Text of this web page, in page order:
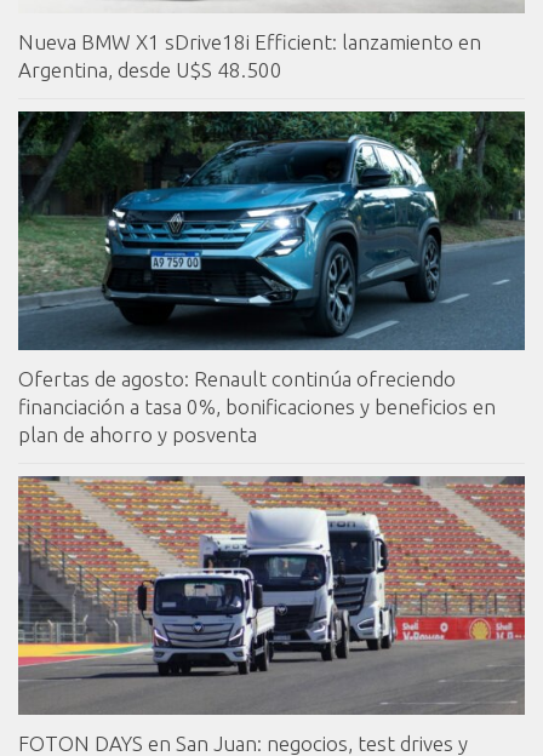
Nueva BMW X1 sDrive18i Efficient: lanzamiento en
Argentina, desde U$S 48.500
Ofertas de agosto: Renault continúa ofreciendo
financiación a tasa 0%, bonificaciones y beneficios en
plan de ahorro y posventa
FOTON DAYS en San Juan: negocios, test drives y